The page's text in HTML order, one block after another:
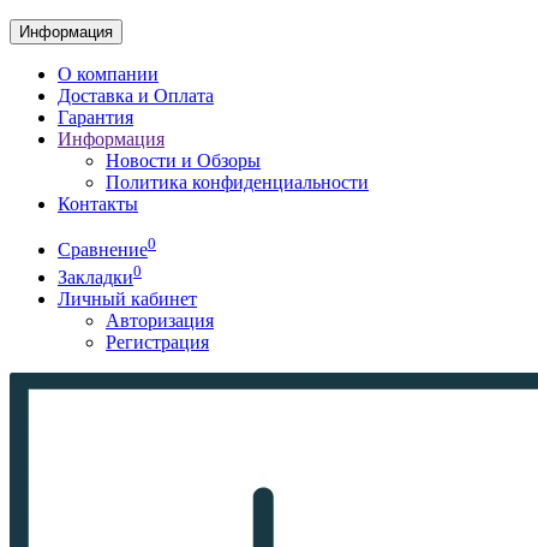
Информация
О компании
Доставка и Оплата
Гарантия
Информация
Новости и Обзоры
Политика конфиденциальности
Контакты
Сравнение0
Закладки0
Личный кабинет
Авторизация
Регистрация